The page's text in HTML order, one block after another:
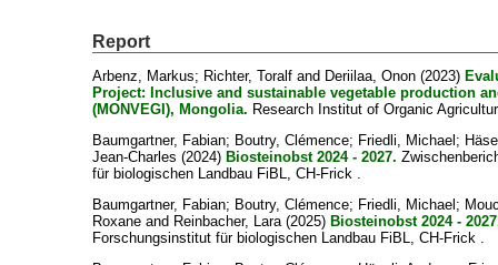
Report
Arbenz, Markus; Richter, Toralf and Deriilaa, Onon (2023)
Project: Inclusive and sustainable vegetable production
(MONVEGI), Mongolia. Research Institut of Organic
Baumgartner, Fabian; Boutry, Clémence; Friedli, Michael ;
Jean-Charles (2024) Biosteinobst 2024 - 2027.
für biologischen Landbau FiBL, CH-Frick .
Baumgartner, Fabian; Boutry, Clémence; Friedli, Michael ;
Roxane and Reinbacher, Lara(2025) Biosteinobst 2024 -
Forschungsinstitut für biologischen Landbau FiBL, CH-Frick .